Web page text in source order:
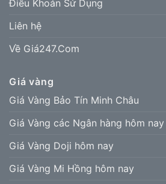
Điều Khoản Sử Dụng
Liên hệ
Về Giá247.Com
Giá vàng
Giá Vàng Bảo Tín Minh Châu
Giá Vàng các Ngân hàng hôm nay
Giá Vàng Doji hôm nay
Giá Vàng Mi Hồng hôm nay